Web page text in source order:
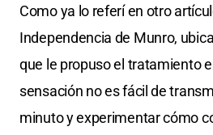
Como ya lo referí en otro
Independencia de Munro,
que le propuso el tratamiento
sensación no es fácil de
minuto y experimentar cómo